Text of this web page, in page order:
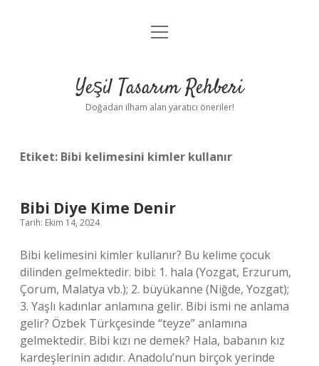
Anasayfa
Yasal Uyarı
menüyü
Yeşil Tasarım Rehberi
Doğadan ilham alan yaratıcı öneriler!
Etiket: Bibi kelimesini kimler kullanır
Bibi Diye Kime Denir
Tarih: Ekim 14, 2024
Bibi kelimesini kimler kullanır? Bu kelime çocuk
dilinden gelmektedir. bibi: 1. hala (Yozgat, Erzurum,
Çorum, Malatya vb.); 2. büyükanne (Niğde, Yozgat);
3. Yaşlı kadınlar anlamına gelir. Bibi ismi ne anlama
gelir? Özbek Türkçesinde “teyze” anlamına
gelmektedir. Bibi kızı ne demek? Hala, babanın kız
kardeşlerinin adıdır. Anadolu’nun birçok yerinde